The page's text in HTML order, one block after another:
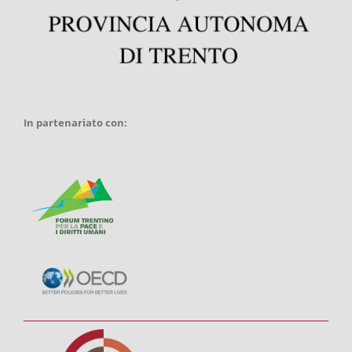
In partenariato con: